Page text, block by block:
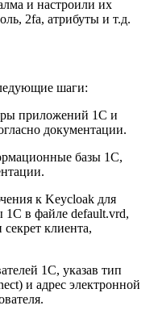
и настроили их
2fa, атрибуты и т.д.
шаги:
приложений 1С и
документации.
базы 1С,
к Keycloak для
в файле default.vrd,
клиента,
1С, указав тип
и адрес электронной